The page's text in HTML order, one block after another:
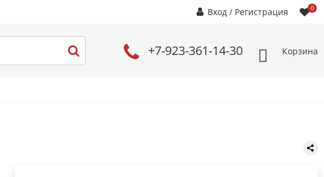
Вход / Регистрация 0
+7-923-361-14-30 Корзина